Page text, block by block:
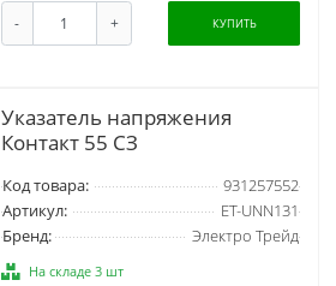
- + КУПИТЬ
Указатель напряжения
Контакт 55 СЗ
Код товара:
931257552
Артикул:
ET-UNN131
Бренд:
Электро Трейд
На складе 3 шт